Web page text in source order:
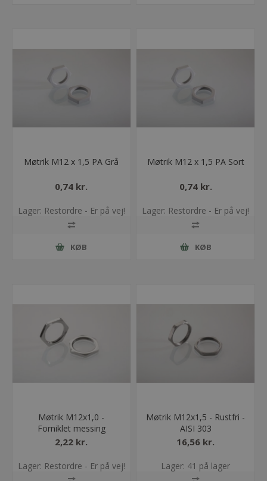
Møtrik M12 x 1,5 PA Grå
0,74 kr.
Lager: Restordre - Er på vej!
KØB
Møtrik M12 x 1,5 PA Sort
0,74 kr.
Lager: Restordre - Er på vej!
KØB
Møtrik M12x1,0 -
Forniklet messing
2,22 kr.
Lager: Restordre - Er på vej!
Møtrik M12x1,5 - Rustfri -
AISI 303
16,56 kr.
Lager: 41 på lager